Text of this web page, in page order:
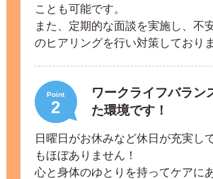
ことも可能です。
また、定期的な面談を実施し、不
のヒアリングを行い対策しておりま
Point
2
ワークライフバラン
た環境です！
日曜日がお休みなど休日が充実し
もほぼありません！
心と身体のゆとりを持ってケアに